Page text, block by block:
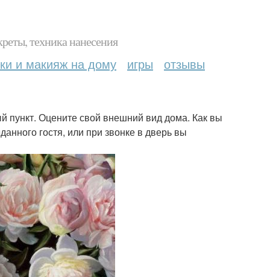
техника нанесения
и макияж на дому игры отзывы
Оцените свой внешний вид дома. Как вы
гостя, или при звонке в дверь вы